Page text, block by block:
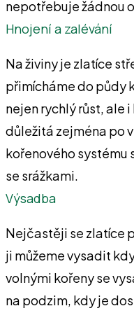
nepotřebuje žádnou
Hnojení a zalévání
Na živiny je zlatíce
přimícháme do půdy
nejen rychlý růst, ale
důležitá zejména po
kořenového systému
se srážkami.
Výsadba
Nejčastěji se zlatíce
ji můžeme vysadit
volnými kořeny se
na podzim, kdy je